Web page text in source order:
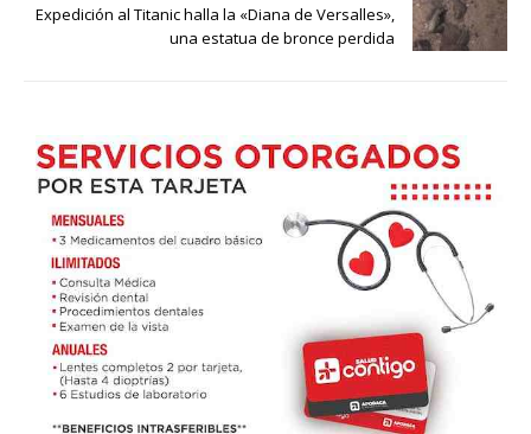
Expedición al Titanic halla la «Diana de Versalles»,
una estatua de bronce perdida